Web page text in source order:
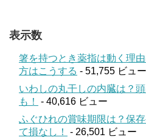
表示数
箸を持つとき薬指は動く理
方はこうする - 51,755 ビュー
いわしの丸干しの内臓は？
も！
- 40,616 ビュー
ふぐひれの賞味期限は？保
て損なし！
- 26,501 ビュー